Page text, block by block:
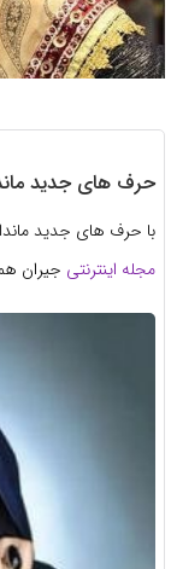
حرف های جدید
با حرف های جدید
مجله اینترنتی جیران